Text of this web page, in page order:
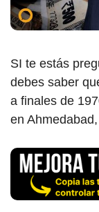
SI te estás
debes saber
a finales de
en